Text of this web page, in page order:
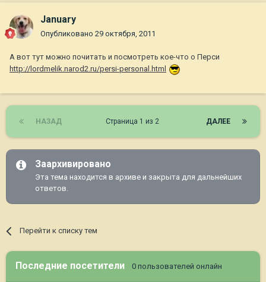
January
Опубликовано 29 октября, 2011
А вот тут можно почитать и посмотреть кое-что о Перси
http://lordmelik.narod2.ru/persi-personal.html
НАЗАД ДАЛЕЕ
Страница 1 из 2
Заархивировано
Эта тема находится в архиве и закрыта для дальнейших
ответов.
Перейти к списку тем
Последние посетители 0 пользователей онлайн